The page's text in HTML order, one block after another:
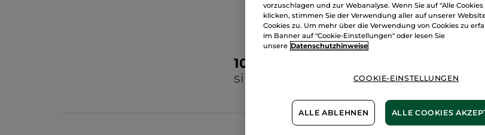
100%
sind
Wir
vorzuschlagen und zur Webanalyse. Wenn Sie auf "Alle
klicken, stimmen Sie der Verwendung aller auf unserer
Cookies zu. Um mehr über die Verwendung von Cookies zu
im Banner auf "Cookie-Einstellungen" oder lesen Sie
unsere Datenschutzhinweise
COOKIE-EINSTELLUNGEN
ALLE ABLEHNEN ALLE COOKIES